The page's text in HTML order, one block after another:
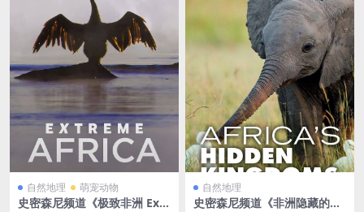
自然地理 萌宠动物
史密森尼频道《极致非洲 Extr
自然地理
史密森尼频道《非洲隐藏的王